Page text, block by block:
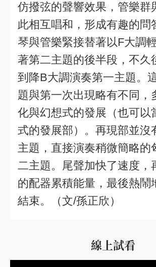
仿撥弦的聲響效果，管樂群
此相互唱和，形成有趣的問
琴與管樂緊接替著以F大調
著第二主題的後半段，不久
到降B大調演奏第一主題。
題與第一次出現略有不同，
化與幻想式的發展（也可以
式的發展部）。再現部並沒
主題，直接演奏稍微簡略的
二主題。尾聲加快了速度，
的配器累積能量，最後熱鬧
結束。（文/孫正欣）
線上試看